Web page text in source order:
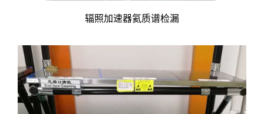
辐照加速器氦质谱检漏